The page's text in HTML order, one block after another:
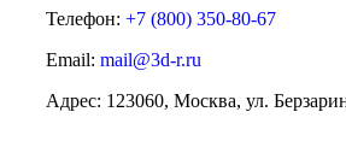
Телефон: +7 (800) 350-80-67
Email: mail@3d-r.ru
Адрес: 123060, Москва, ул.